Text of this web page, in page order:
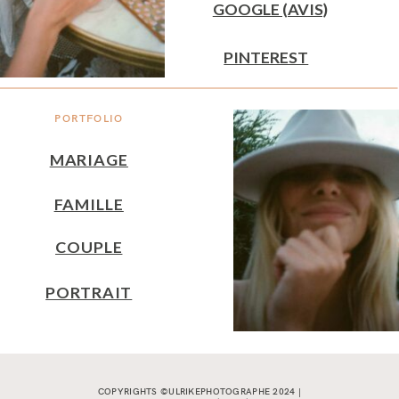
PORTFOLIO
MARIAGE
GOOGLE (AVIS)
FAMILLE
PINTEREST
COUPLE
PORTRAIT
COPYRIGHTS ©ULRIKEPHOTOGRAPHE 2024 |